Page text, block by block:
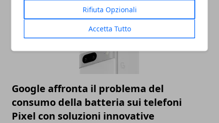
Rifiuta Opzionali
Accetta Tutto
Google affronta il problema del
consumo della batteria sui telefoni
Pixel con soluzioni innovative